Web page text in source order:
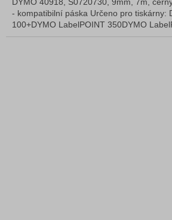
DYMO 40918, S0720730, 9mm, 7m,
- kompatibilní páska Určeno pro tiskárny:
100+DYMO LabelPOINT 350DYMO